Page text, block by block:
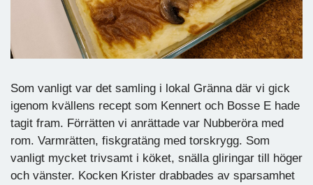
Som vanligt var det samling i lokal Gränna där vi gick
igenom kvällens recept som Kennert och Bosse E hade
tagit fram. Förrätten vi anrättade var Nubberöra med
rom. Varmrätten, fiskgratäng med torskrygg. Som
vanligt mycket trivsamt i köket, snälla gliringar till höger
och vänster. Kocken Krister drabbades av sparsamhet